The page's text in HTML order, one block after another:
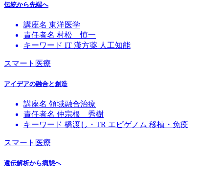
伝統から先端へ
講座名 東洋医学
責任者名 村松 慎一
キーワード IT 漢方薬 人工知能
スマート医療
アイデアの融合と創造
講座名 領域融合治療
責任者名 仲宗根 秀樹
キーワード 橋渡し・TR エピゲノム 移植・免疫
スマート医療
遺伝解析から病態へ